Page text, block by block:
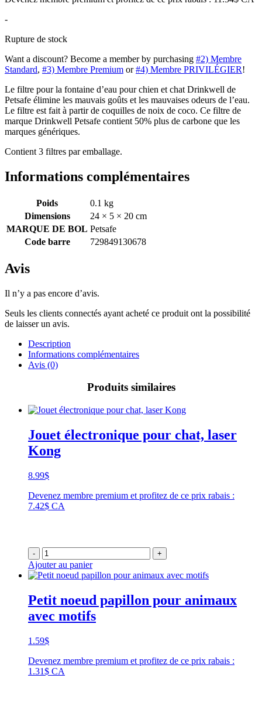
-
Rupture de stock
Want a discount? Become a member by purchasing #2) Membre
Standard, #3) Membre Premium or#4) Membre PRIVILÉGIER!
Le filtre pour la fontaine d’eau pour chien et chat Drinkwell de
Petsafe élimine les mauvais goûts et les mauvaises odeurs de l’eau.
Le filtre est fait à partir de coquilles de noix de coco. Ce filtre de
marque Drinkwell Petsafe contient 50% plus de carbone que les
marques génériques.
Contient 3 filtres par emballage.
Informations complémentaires
Poids
0.1 kg
Dimensions
24 × 5 × 20 cm
MARQUE DE BOL Petsafe
Code barre
729849130678
Avis
Il n’y a pas encore d’avis.
Seuls les clients connectés ayant acheté ce produit ont la possibilité
de laisser un avis.
Description
Informations complémentaires
Avis (0)
Produits similaires
Jouet électronique pour chat, laser
Kong
8.99$
Devenez membre premium et profitez de ce prix rabais :
7.42$ CA
- +
Ajouter au panier
Petit noeud papillon pour animaux
avec motifs
1.59$
Devenez membre premium et profitez de ce prix rabais :
1.31$ CA